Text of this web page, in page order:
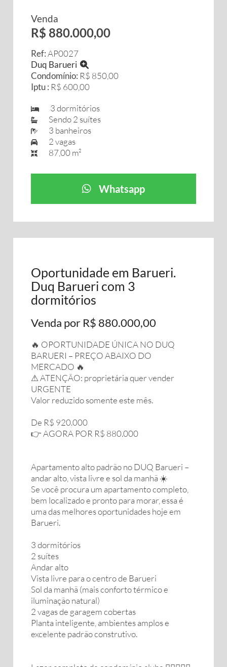
Venda
R$ 880.000,00
Ref:AP0027
Duq Barueri
Condomínio: R$ 850,00
Iptu : R$ 600,00
3 dormitórios
Sendo 2 suítes
3 banheiros
2 vagas
87,00 m²
Whatsapp
Oportunidade em Barueri.
Duq Barueri com 3
dormitórios
Venda por R$ 880.000,00
🔥 OPORTUNIDADE ÚNICA NO DUQ
BARUERI – PREÇO ABAIXO DO
MERCADO 🔥
⚠ ATENÇÃO: proprietária quer vender
URGENTE
Valor reduzido somente este mês.
De R$ 920.000
👉 AGORA POR R$ 880.000
Apartamento alto padrão no DUQ Barueri –
andar alto, vista livre e sol da manhã ☀️
Se você procura um apartamento completo,
bem localizado e pronto para morar, essa é
uma das melhores oportunidades hoje em
Barueri.
3 dormitórios
2 suítes
Andar alto
Vista livre para o centro de Barueri
Sol da manhã (mais conforto térmico e
iluminação natural)
2 vagas de garagem cobertas
Planta inteligente, ambientes amplos e
excelente padrão construtivo.